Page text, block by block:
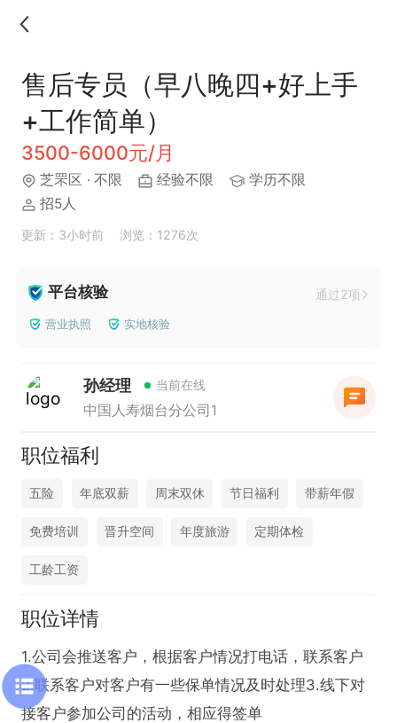
售后专员（早八晚四+好上手
+工作简单）
3500-6000元/月
芝罘区 · 不限 经验不限
学历不限
招5人
更新：3小时前 浏览：1276次
平台核验 通过2项
营业执照 实地核验
孙经理 当前在线
中国人寿烟台分公司1
职位福利
五险 年底双薪 周末双休 节日福利 带薪年假
免费培训 晋升空间 年度旅游 定期体检
工龄工资
职位详情
1.公司会推送客户，根据客户情况打电话，联系客户
2.联系客户对客户有一些保单情况及时处理3.线下对
接客户参加公司的活动，相应得签单